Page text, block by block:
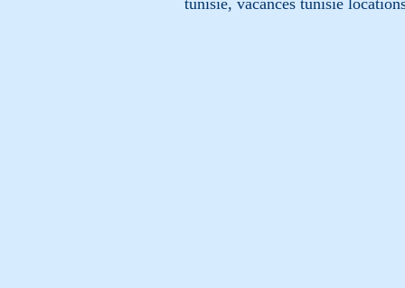
tunisie, vacances tunisie